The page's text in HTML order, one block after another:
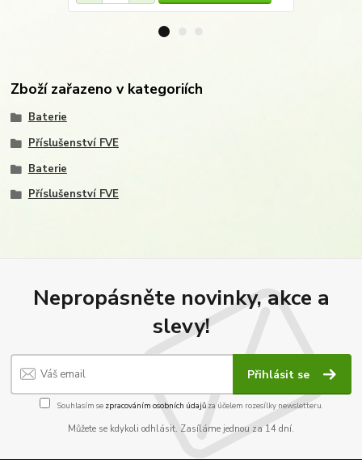
Zboží zařazeno v kategoriích
Baterie
Příslušenství FVE
Baterie
Příslušenství FVE
Nepropásněte novinky, akce a
slevy!
Přihlásit se
Souhlasím se zpracováním osobních údajůza účelem rozesílky newsletteru.
Můžete se kdykoli odhlásit. Zasíláme jednou za 14 dní.